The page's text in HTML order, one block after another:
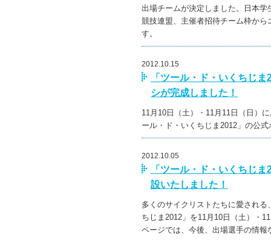
出場チームが決定しました。日本
競技連盟、主催者招待チーム枠か
す。
2012.10.15
「ツール・ド・いくちじ
シが完成しました！
11月10日（土）・11月11日（日）
ール・ド・いくちじま2012」の公
2012.10.05
「ツール・ド・いくちじ
設いたしました！
多くのサイクリストたちに愛され
ちじま2012」を11月10日（土）・
ページでは、今後、出場選手の情